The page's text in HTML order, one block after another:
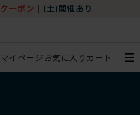
ーポン (土)開催あり
マイページ お気に入り カート